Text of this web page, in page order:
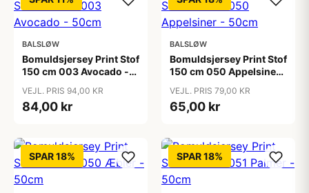
BALSLØW
Bomuldsjersey Print Stof
150 cm 003 Avocado -
VEJL. PRIS 94,00 KR
84,00 kr
BALSLØW
Bomuldsjersey Print Stof
150 cm 050 Appelsiner -
VEJL. PRIS 79,00 KR
65,00 kr
SPAR 18% SPAR 18%